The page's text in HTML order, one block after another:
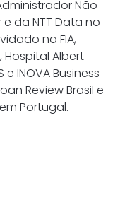
Não
e da NTT Data no
na FIA,
Albert
e INOVA Business
Review Brasil e
Portugal.